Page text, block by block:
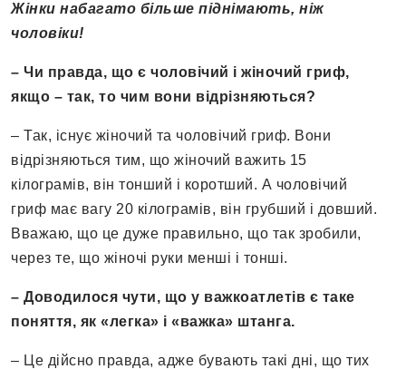
Жінки набагато більше піднімають, ніж
чоловіки!
– Чи правда, що є чоловічий і жіночий гриф,
якщо – так, то чим вони відрізняються?
– Так, існує жіночий та чоловічий гриф. Вони
відрізняються тим, що жіночий важить 15
кілограмів, він тонший і коротший. А чоловічий
гриф має вагу 20 кілограмів, він грубший і довший.
Вважаю, що це дуже правильно, що так зробили,
через те, що жіночі руки менші і тонші.
– Доводилося чути, що у важкоатлетів є таке
поняття, як «легка» і «важка» штанга.
– Це дійсно правда, адже бувають такі дні, що тих